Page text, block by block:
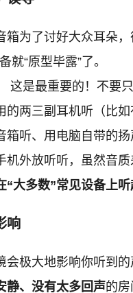
箱为了讨好大众耳朵
就“原型毕露”了。
这是最重要的！不要
的两三副耳机听（比
箱听、用电脑自带的
机外放听听，虽然音
“大多数”常见设备上
响
会极大地影响你听到
静、没有太多回声的